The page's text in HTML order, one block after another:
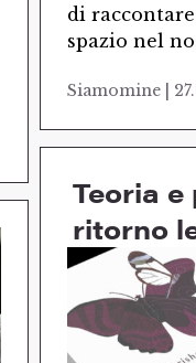
di
spazio nel
Siamomine |
Teoria
ritorno